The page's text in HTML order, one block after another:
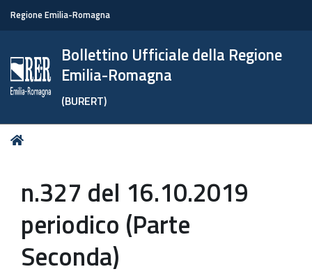
Regione Emilia-Romagna
Bollettino Ufficiale della Regione
Emilia-Romagna
(BURERT)
Tu
n.327 del 16.10.2019
periodico (Parte
Seconda)